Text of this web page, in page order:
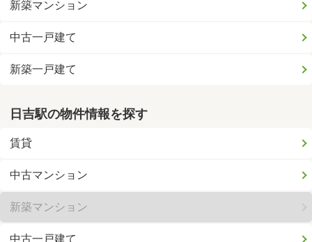
新築マンション
中古一戸建て
新築一戸建て
日吉駅の物件情報を探す
賃貸
中古マンション
新築マンション
中古一戸建て